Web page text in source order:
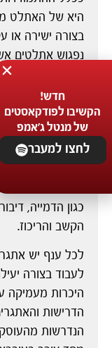
היא של האתלט
בצורה ישירה או
נפגוש אתלטים
שלהם, עיסוק
לאתלט להתמקד
בתחרות ולא
יכול להשפיע
להיות מרוכז
הביטחון
בצורה מיטבית
כגון הדמייה,
הקשב והריכוז.
לכל ענף יש
לעבוד בצורה
היכרות מעמיקה
הדרישות
הנדרשות
חדש!
הקשיבו לפודקאסטים
של מנטל ג'אמפ
לחצו למעבר